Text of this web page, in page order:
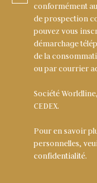
conformément
de prospection
pouvez vous
démarchage
de la
ou par courrier
Société
CEDEX.
Pour en savoir
personnelles,
confidentialité.